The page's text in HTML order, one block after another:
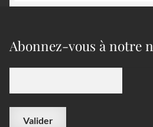
Abonnez-vous à notre